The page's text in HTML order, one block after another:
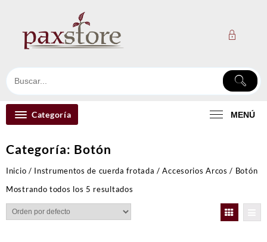
contenido
Categoría MENÚ
Categoría: Botón
Inicio / Instrumentos de cuerda frotada /Accesorios Arcos / Botón
Mostrando todos los 5 resultados